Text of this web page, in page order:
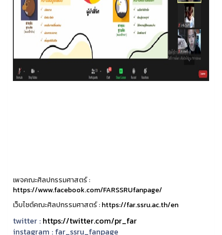
เพจคณะศิลปกรรมศาสตร์ :
https://www.facebook.com/FARSSRUfanpage/
เว็บไซต์คณะศิลปกรรมศาสตร์ :https://far.ssru.ac.th/en
twitter : https://twitter.com/pr_far
instagram : far_ssru_fanpage